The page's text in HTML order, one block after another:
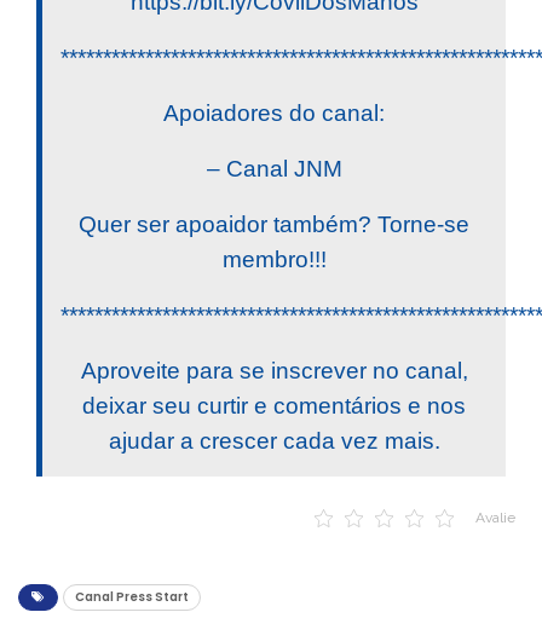
Apoiadores do canal:
– Canal JNM
Quer ser apoaidor também? Torne-se
membro!!!
Aproveite para se inscrever no canal,
deixar seu curtir e comentários e nos
ajudar a crescer cada vez mais.
Avalie
Canal Press Start